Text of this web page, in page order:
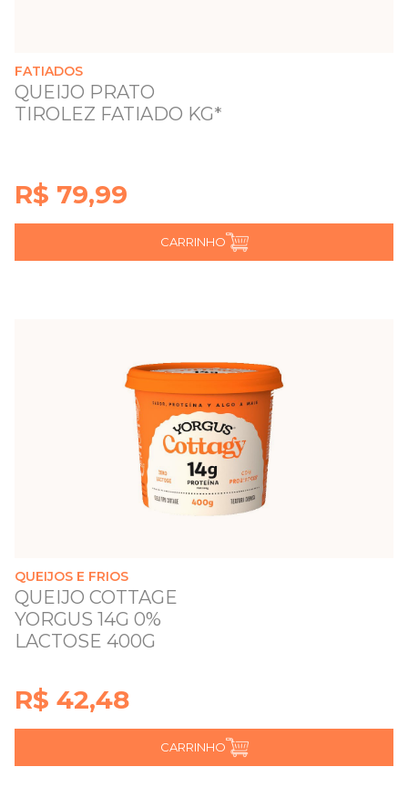
FATIADOS
QUEIJO PRATO
TIROLEZ FATIADO KG*
R$ 79,99
CARRINHO
QUEIJOS E FRIOS
QUEIJO COTTAGE
YORGUS 14G 0%
LACTOSE 400G
R$ 42,48
CARRINHO